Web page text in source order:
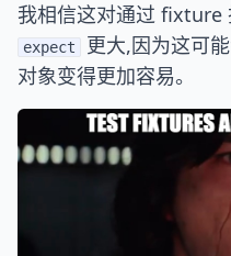
我相信这对通过 fixture
expect
更大,因为这可
对象变得更加容易。